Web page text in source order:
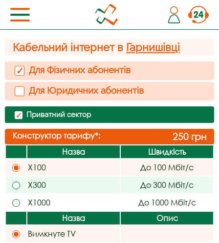
Кабельний інтернет в Гарнишівці
✓ Для Фізичних абонентів
Для Юридичних абонентів
✓ Приватний сектор
Конструктор тарифу*: 250 грн
Назва
Швидкість
X100
До 100 Мбіт/с
X300
До 300 Мбіт/с
X1000
До 1000 Мбіт/с
Назва
Опис
Вимкнуте TV